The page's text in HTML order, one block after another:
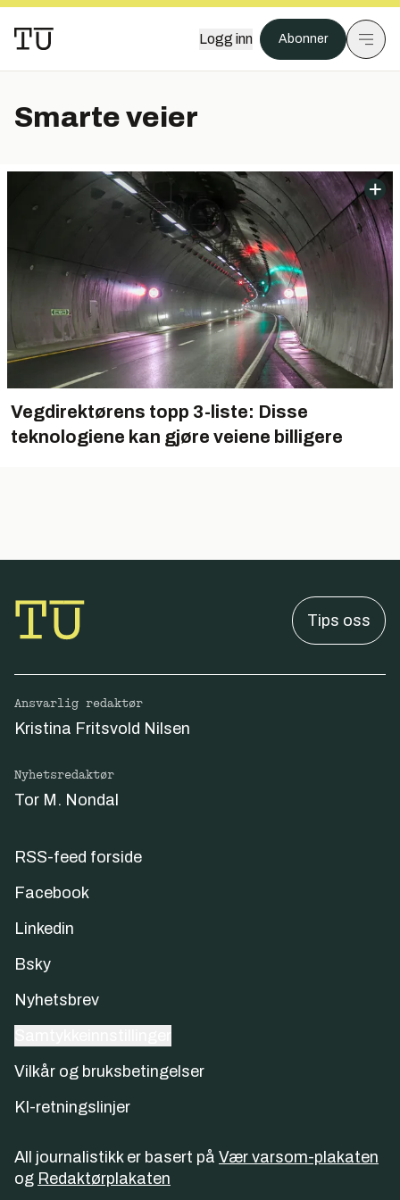
Logg inn Abonner
Smarte veier
Vegdirektørens topp 3-liste: Disse
teknologiene kan gjøre veiene billigere
Tips oss
Ansvarlig redaktør
Kristina Fritsvold Nilsen
Nyhetsredaktør
Tor M. Nondal
RSS-feed forside
Facebook
Linkedin
Bsky
Nyhetsbrev
Vilkår og bruksbetingelser
KI-retningslinjer
All journalistikk er basert på Vær varsom-plakaten
og Redaktørplakaten